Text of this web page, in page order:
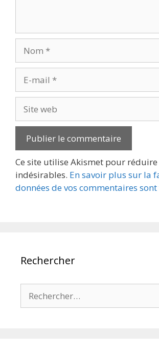
mail
web
Ce site utilise Akismet pour réduire
indésirables. En savoir plus sur la
données de vos commentaires
Rechercher